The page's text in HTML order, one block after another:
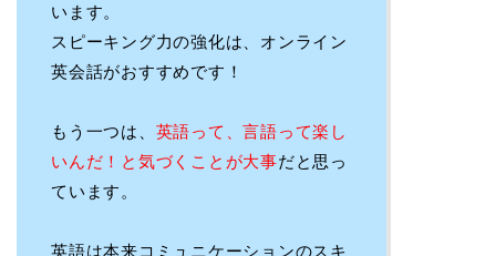
います。
スピーキング力の強化は、オンライン
英会話がおすすめです！
もう一つは、 英語って、言語って楽し
いんだ！と気づくことが大事だと思っ
ています。
英語は本来コミュニケーションのスキ